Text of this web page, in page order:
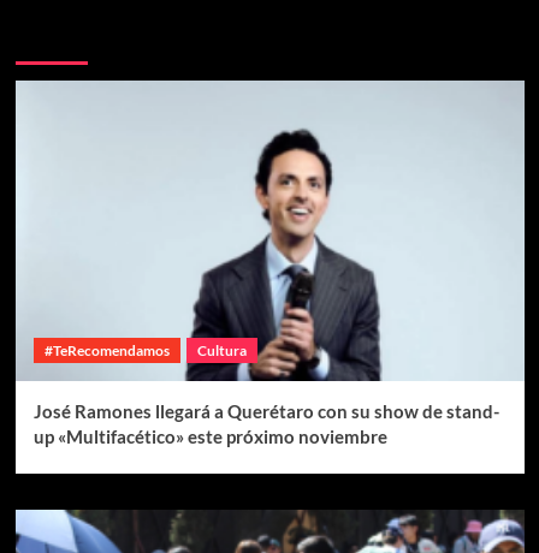
#TeRecomendamos Cultura
José Ramones llegará a Querétaro con su show de stand-
up «Multifacético» este próximo noviembre